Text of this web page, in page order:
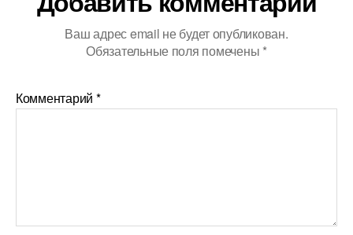
Ваш адрес email не будет опубликован.
Обязательные поля помечены *
Комментарий *